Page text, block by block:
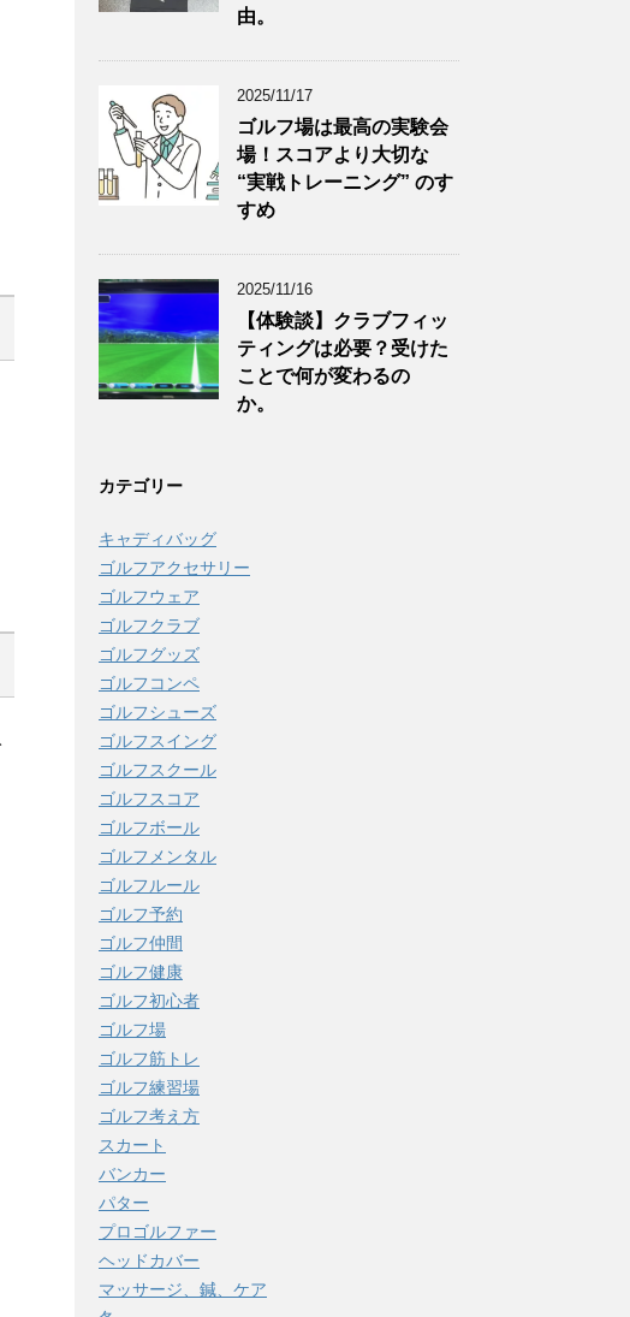
由。
2025/11/17
ゴルフ場は最高の実験会
場！スコアより大切な
“実戦トレーニング” のす
すめ
2025/11/16
【体験談】クラブフィッ
ティングは必要？受けた
ことで何が変わるの
か。
カテゴリー
キャディバッグ
ゴルフアクセサリー
ゴルフウェア
ゴルフクラブ
ゴルフグッズ
ゴルフコンペ
ゴルフシューズ
ゴルフスイング
ゴルフスクール
ゴルフスコア
ゴルフボール
ゴルフメンタル
ゴルフルール
ゴルフ予約
ゴルフ仲間
ゴルフ健康
ゴルフ初心者
ゴルフ場
ゴルフ筋トレ
ゴルフ練習場
ゴルフ考え方
スカート
バンカー
パター
プロゴルファー
ヘッドカバー
マッサージ、鍼、ケア